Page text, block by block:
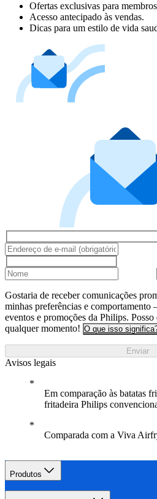
Ofertas exclusivas para
Acesso antecipado às vendas.
Dicas para um estilo de vida
Gostaria de receber comunicações
minhas preferências e comportamento
eventos e promoções da Philips.
qualquer momento! O que isso
Enviar
Avisos legais
Em comparação às batatas
fritadeira Philips
Comparada com a Viva
Produtos